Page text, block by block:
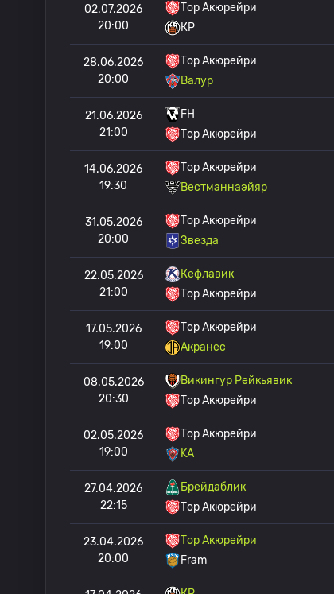
02.07.2026
20:00
Тор Акюрейри
КР
28.06.2026
20:00
Тор Акюрейри
Валур
21.06.2026
21:00
FH
Тор Акюрейри
14.06.2026
19:30
Тор Акюрейри
Вестманнаэйяр
31.05.2026
20:00
Тор Акюрейри
Звезда
22.05.2026
21:00
Кефлавик
Тор Акюрейри
17.05.2026
19:00
Тор Акюрейри
Акранес
08.05.2026
20:30
Викингур Рейкьявик
Тор Акюрейри
02.05.2026
19:00
Тор Акюрейри
KA
27.04.2026
22:15
Брейдаблик
Тор Акюрейри
23.04.2026
20:00
Тор Акюрейри
Fram